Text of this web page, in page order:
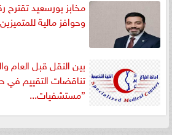
مخابز بورسعيد تقترح
وحوافز مالية
بين النقل قبل العام
تناقضات التقييم في
”مستشفيات...